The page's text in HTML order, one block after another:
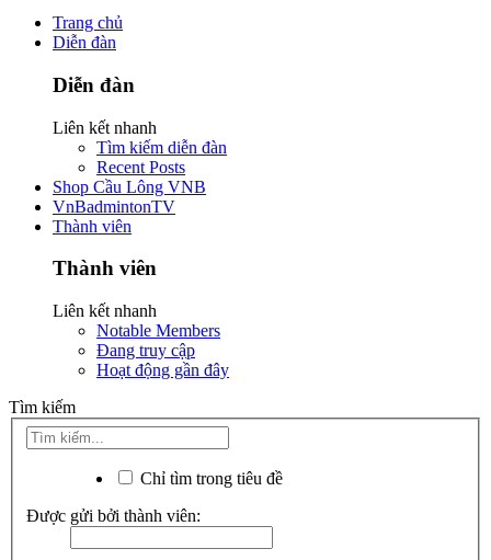
Trang chủ
Diễn đàn
Diễn đàn
Liên kết nhanh
Tìm kiếm diễn đàn
Recent Posts
Shop Cầu Lông VNB
VnBadmintonTV
Thành viên
Thành viên
Liên kết nhanh
Notable Members
Đang truy cập
Hoạt động gần đây
Tìm kiếm
Chỉ tìm trong tiêu đề
Được gửi bởi thành viên: